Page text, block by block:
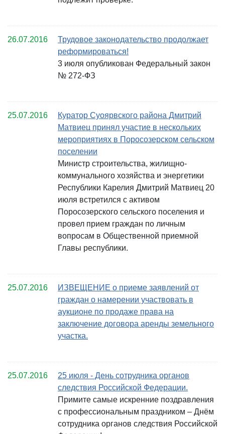
26.07.2016
Трудовое законодательство продолжает
реформироваться!
3 июля опубликован Федеральный закон
№ 272-ФЗ
25.07.2016
Куратор Суоярвского района Дмитрий
Матвиец принял участие в нескольких
мероприятиях в Поросозерском сельском
поселении
Министр строительства, жилищно-
коммунального хозяйства и энергетики
Республики Карелия Дмитрий Матвиец 20
июля встретился с активом
Поросозерского сельского поселения и
провел прием граждан по личным
вопросам в Общественной приемной
Главы республики.
25.07.2016
ИЗВЕЩЕНИЕ о приеме заявлений от
граждан о намерении участвовать в
аукционе по продаже права на
заключение договора аренды земельного
участка.
25.07.2016
25 июля - День сотрудника органов
следствия Российской Федерации.
Примите самые искренние поздравления
с профессиональным праздником – Днём
сотрудника органов следствия Российской